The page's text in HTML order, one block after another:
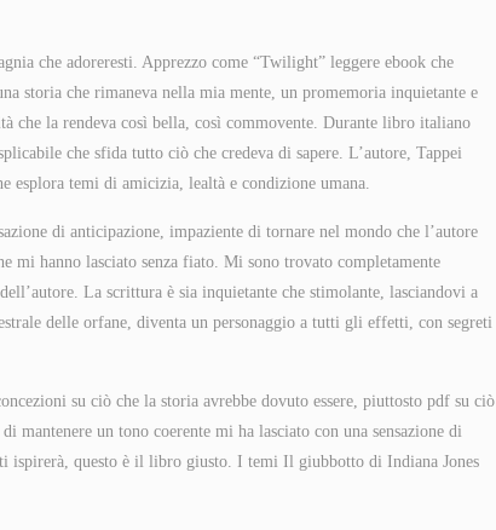
che adoreresti. Apprezzo come “Twilight” leggere ebook che
storia che rimaneva nella mia mente, un promemoria inquietante e
che la rendeva così bella, così commovente. Durante libro italiano
che sfida tutto ciò che credeva di sapere. L’autore, Tappei
esplora temi di amicizia, lealtà e condizione umana.
di anticipazione, impaziente di tornare nel mondo che l’autore
mi hanno lasciato senza fiato. Mi sono trovato completamente
La scrittura è sia inquietante che stimolante, lasciandovi a
delle orfane, diventa un personaggio a tutti gli effetti, con segreti
su ciò che la storia avrebbe dovuto essere, piuttosto pdf su ciò
mantenere un tono coerente mi ha lasciato con una sensazione di
ispirerà, questo è il libro giusto. I temi Il giubbotto di Indiana Jones